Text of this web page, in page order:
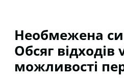
Необмежена
Обсяг відходів
можливості